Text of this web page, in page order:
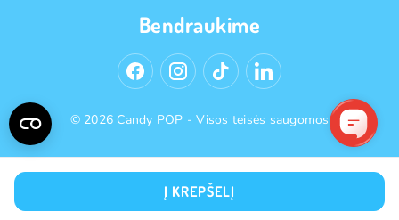
Į KREPŠELĮ
Bendraukime
© 2026 Candy POP - Visos teisės saugomos